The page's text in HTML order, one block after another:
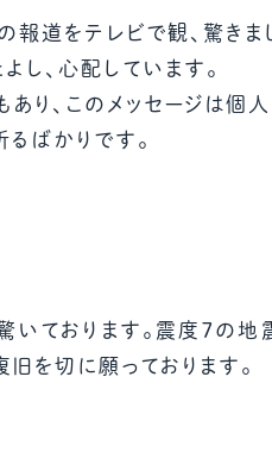
道をテレビで観、驚きま
し、心配しています。
り、このメッセージは個
ばかりです。
いております。震度７の
を切に願っております。